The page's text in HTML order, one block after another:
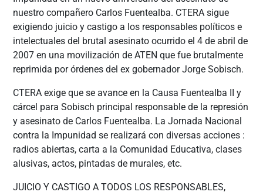
nuestro compañero Carlos Fuentealba. CTERA sigue
exigiendo juicio y castigo a los responsables políticos e
intelectuales del brutal asesinato ocurrido el 4 de abril de
2007 en una movilización de ATEN que fue brutalmente
reprimida por órdenes del ex gobernador Jorge Sobisch.
CTERA exige que se avance en la Causa Fuentealba II y
cárcel para Sobisch principal responsable de la represión
y asesinato de Carlos Fuentealba. La Jornada Nacional
contra la Impunidad se realizará con diversas acciones :
radios abiertas, carta a la Comunidad Educativa, clases
alusivas, actos, pintadas de murales, etc.
JUICIO Y CASTIGO A TODOS LOS RESPONSABLES,